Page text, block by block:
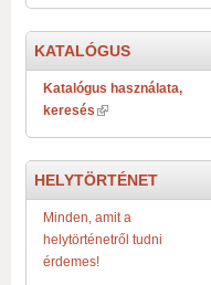
KATALÓGUS
Katalógus használata,
keresés
HELYTÖRTÉNET
Minden, amit a
helytörténetről tudni
érdemes!